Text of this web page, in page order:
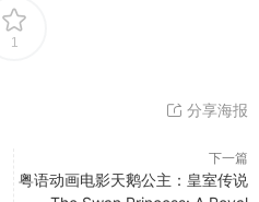
1
分享海报
下一篇
粤语动画电影天鹅公主：皇室传说